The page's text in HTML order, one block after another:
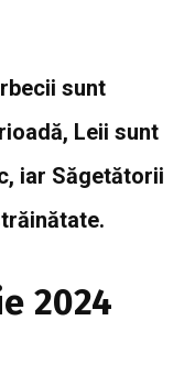
sunt
Leii sunt
iar Săgetătorii
2024